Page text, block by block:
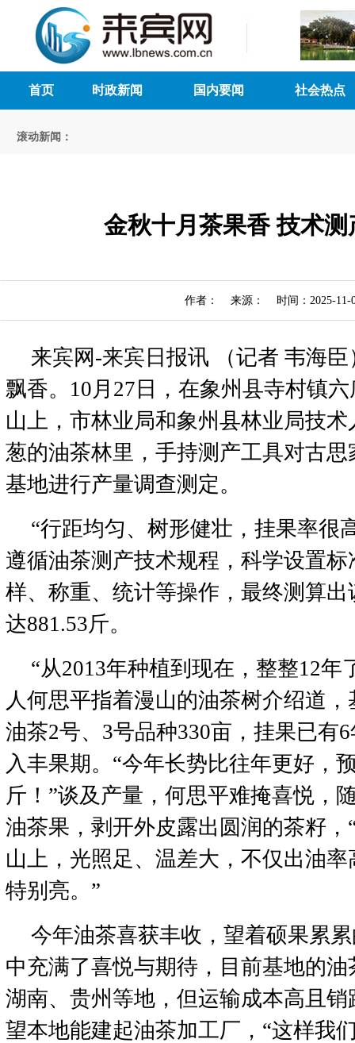
首页 时政新闻 国内要闻 社会热点
滚动新闻：
金秋十月茶果香 技术测
作者： 来源： 时间：2025-11-
来宾网-来宾日报讯 （记者 韦海
飘香。10月27日，在象州县寺村镇
山上，市林业局和象州县林业局技
葱的油茶林里，手持测产工具对古
基地进行产量调查测定。
“行距均匀、树形健壮，挂果率很
遵循油茶测产技术规程，科学设置
样、称重、统计等操作，最终测算
达881.53斤。
“从2013年种植到现在，整整12年
人何思平指着漫山的油茶树介绍道
油茶2号、3号品种330亩，挂果已有
入丰果期。“今年长势比往年更好，
斤！”谈及产量，何思平难掩喜悦，
油茶果，剥开外皮露出圆润的茶籽，
山上，光照足、温差大，不仅出油
特别亮。”
今年油茶喜获丰收，望着硕果累
中充满了喜悦与期待，目前基地的
湖南、贵州等地，但运输成本高且
望本地能建起油茶加工厂，“这样我